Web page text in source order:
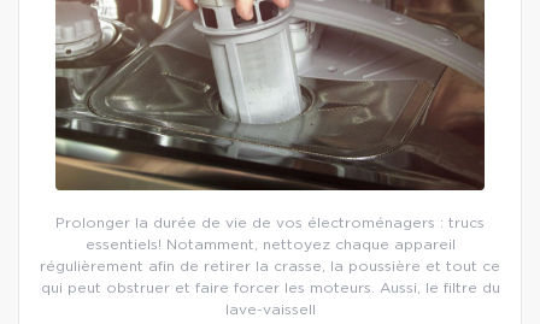
Prolonger la durée de vie de vos électroménagers : trucs
essentiels! Notamment, nettoyez chaque appareil
régulièrement afin de retirer la crasse, la poussière et tout ce
qui peut obstruer et faire forcer les moteurs. Aussi, le filtre du
lave-vaissell